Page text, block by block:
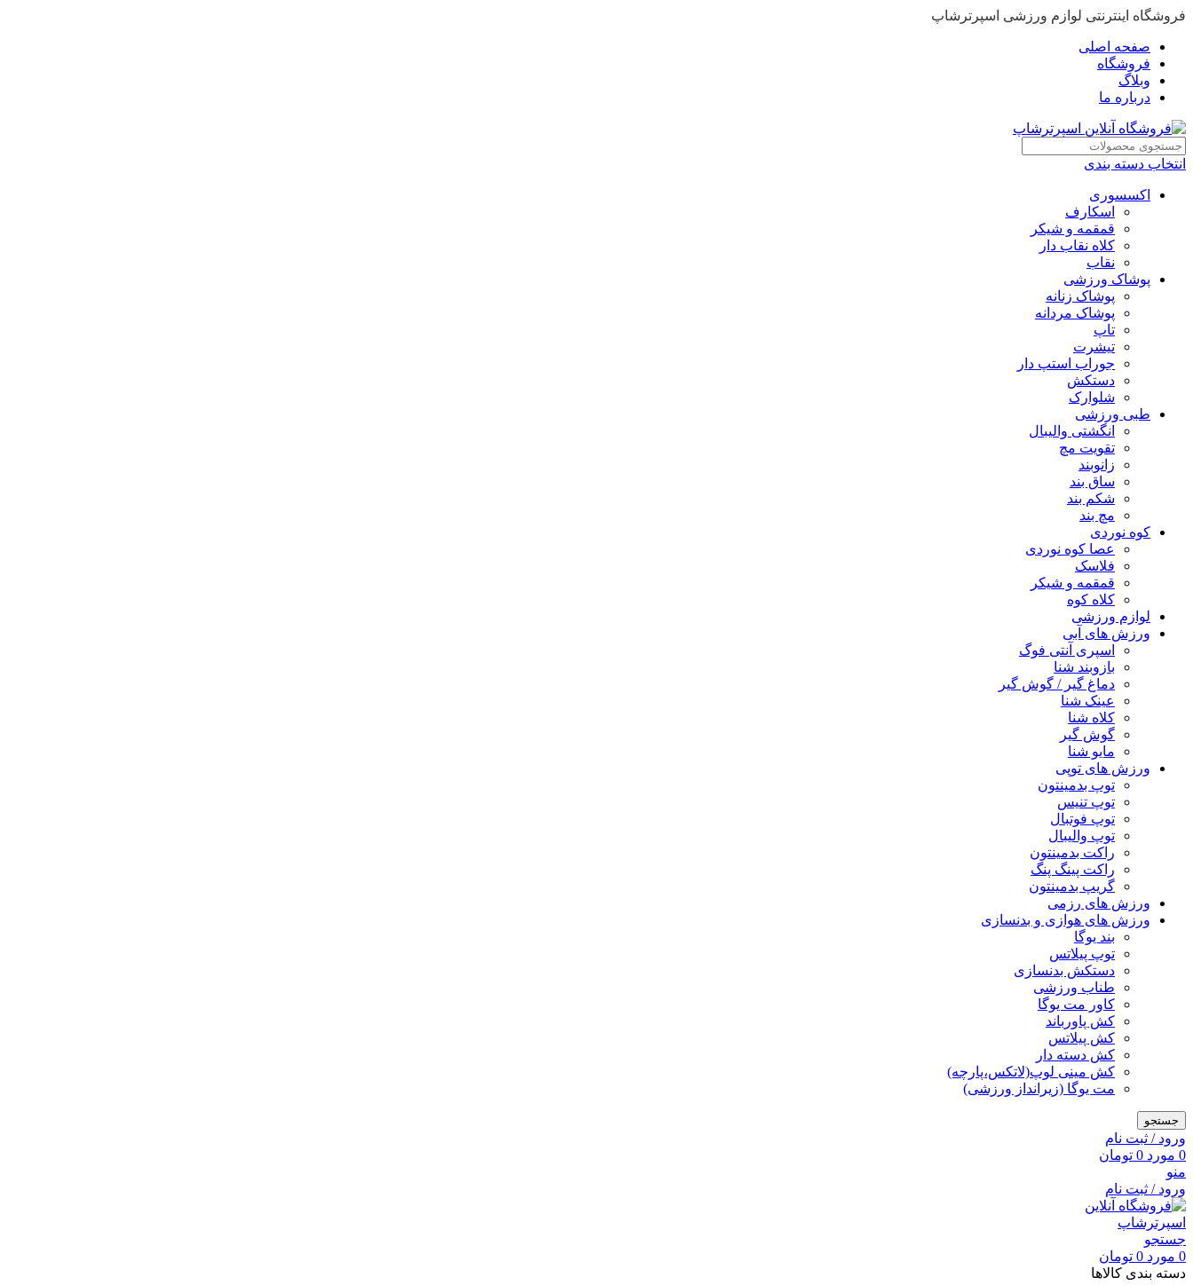
فروشگاه اینترنتی لوازم ورزشی اسپرترشاپ
صفحه اصلی
فروشگاه
وبلاگ
درباره ما
انتخاب دسته بندی
اکسسوری
اسکارف
قمقمه و شیکر
کلاه نقاب دار
نقاب
پوشاک ورزشی
پوشاک زنانه
پوشاک مردانه
تاپ
تیشرت
جوراب استپ دار
دستکش
شلوارک
طبی ورزشی
انگشتی واليبال
تقویت مچ
زانوبند
ساق بند
شکم بند
مچ بند
کوه نوردی
عصا کوه نوردی
فلاسک
قمقمه و شیکر
کلاه کوه
لوازم ورزشی
ورزش های آبی
اسپری آنتی فوگ
بازوبند شنا
دماغ گیر / گوش گیر
عینک شنا
کلاه شنا
گوش گیر
مایو شنا
ورزش های توپی
توپ بدمینتون
توپ تنیس
توپ فوتبال
توپ والیبال
راکت بدمینتون
راکت پینگ پنگ
گریپ بدمینتون
ورزش های رزمی
ورزش های هوازی و بدنسازی
بند یوگا
توپ پیلاتس
دستکش بدنسازی
طناب ورزشی
کاور مت یوگا
کش پاورباند
کش پیلاتس
کش دسته دار
کش مینی لوپ(لاتکس،پارچه)
مت یوگا (زیرانداز ورزشی)
جستجو
ورود / ثبت نام
0 مورد 0 تومان
منو
ورود / ثبت نام
جستجو
0 مورد 0 تومان
دسته بندی کالاها